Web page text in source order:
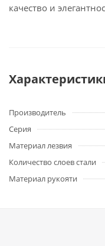
качество и
Производитель
Серия
Материал лезвия
Количество слоев стали
Материал рукояти